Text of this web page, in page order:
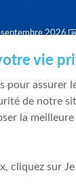
septembre 2026
et de résolution
vie
pour assurer
de notre
la
cliquez sur